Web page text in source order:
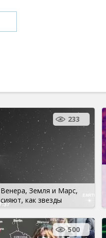
Венера, Земля и Марс,
сияют, как звезды
233
500